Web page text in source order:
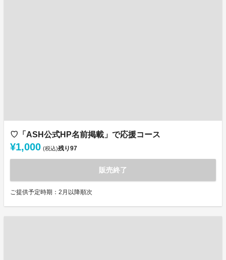
♡「ASH公式HP名前掲載」で応援コース
¥1,000 (税込)残り97
販売終了
ご提供予定時期：2月以降順次